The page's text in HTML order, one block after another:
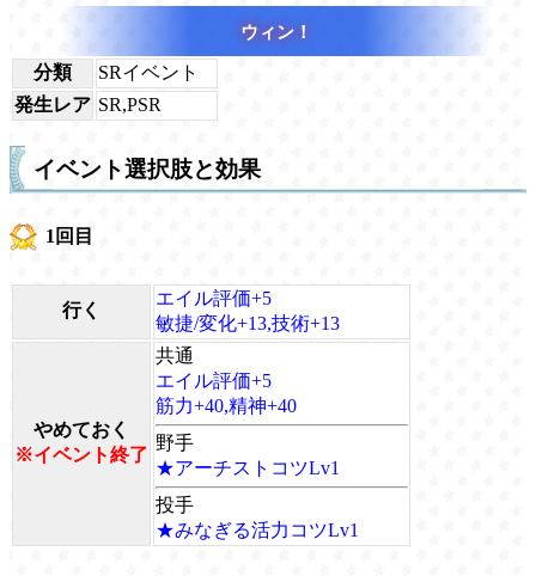
ウィン！
分類
SRイベント
発生レア SR,PSR
イベント選択肢と効果
1回目
行く
エイル評価+5
敏捷/変化+13,技術+13
やめておく
※イベント終了
共通
エイル評価+5
筋力+40,精神+40
野手
★アーチストコツLv1
投手
★みなぎる活力コツLv1